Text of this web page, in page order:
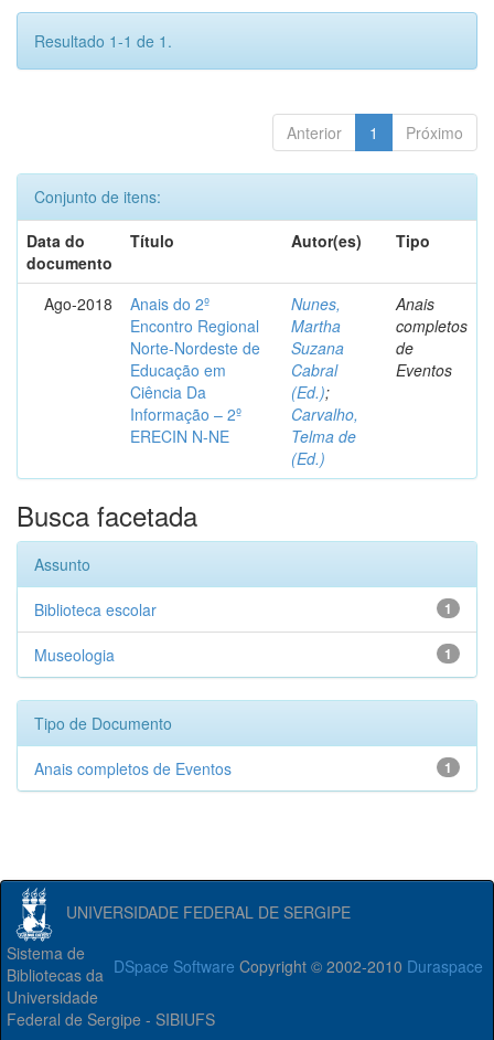
Resultado 1-1 de 1.
Anterior 1 Próximo
Conjunto de itens:
Data do
documento
Título Autor(es) Tipo
Ago-2018
Anais do 2º
Encontro Regional
Norte-Nordeste de
Educação em
Ciência Da
Informação – 2º
ERECIN N-NE
Nunes,
Martha
Suzana
Cabral
(Ed.);
Carvalho,
Telma de
(Ed.)
Anais
completos
de
Eventos
Busca facetada
Assunto
1
Biblioteca escolar
1
Museologia
Tipo de Documento
1
Anais completos de Eventos
UNIVERSIDADE FEDERAL DE SERGIPE
DSpace Software Copyright © 2002-2010 Duraspace
Sistema de
Bibliotecas da
Universidade
Federal de Sergipe - SIBIUFS